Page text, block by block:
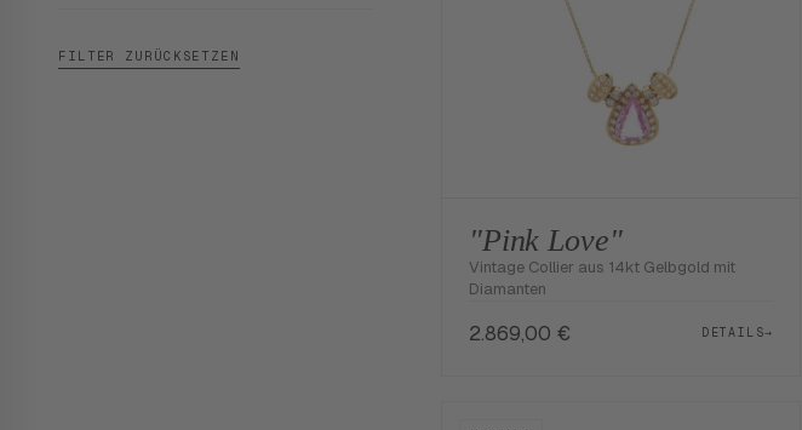
FILTER ZURÜCKSETZEN
"Pink Love"
Vintage Collier aus 14kt Gelbgold mit
Diamanten
2.869,00 € DETAILS→